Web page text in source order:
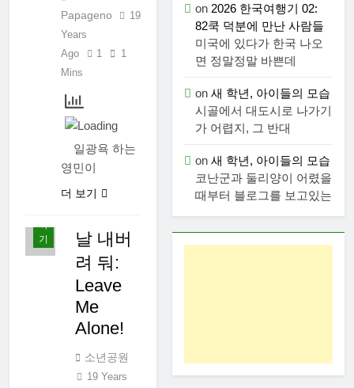
국 여행기
01: 대통
령과 만난
날
3 Weeks
Ago
코난군의
고등학교
졸업식
2 Months
Ago
Papageno
19
Years
Ago
1
1
Mins
일광욕 하는
영민이
더 보기
야
기
날 내버
려 둬:
Leave
Me
Alone!
소년공원
19 Years
on 2026 한국여행기 02:
82쿡 덕분에 만난 사람들
미국에 있다가 한국 나오
면 정말정말 바쁜데
on 새 학년, 아이들의 모습
시골에서 대도시로 나가기
가 어렵지, 그 반대
on 새 학년, 아이들의 모습
코난군과 둘리양이 어렸을
때부터 블로그를 보고있는